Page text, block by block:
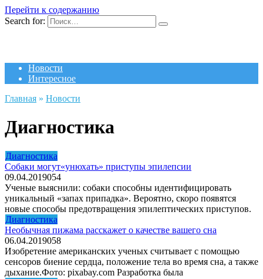
Перейти к содержанию
Search for:
Новости
Интересное
Главная » Новости
Диагностика
Диагностика
Собаки могут«унюхать» приступы эпилепсии
09.04.2019054
Ученые выяснили: собаки способны идентифицировать
уникальный «запах припадка». Вероятно, скоро появятся
новые способы предотвращения эпилептических приступов.
Диагностика
Необычная пижама расскажет о качестве вашего сна
06.04.2019058
Изобретение американских ученых считывает с помощью
сенсоров биение сердца, положение тела во время сна, а также
дыхание.Фото: pixabay.com Разработка была